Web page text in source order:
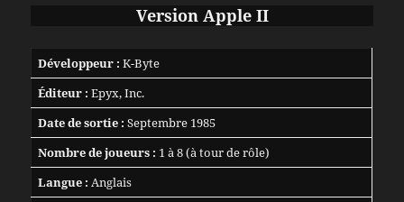
Version Apple II
Développeur : K-Byte
Éditeur : Epyx, Inc.
Date de sortie : Septembre 1985
Nombre de joueurs : 1 à 8 (à tour de rôle)
Langue : Anglais